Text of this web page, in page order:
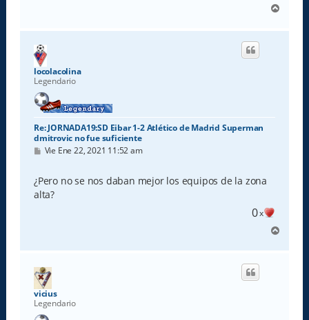
r
locolacolina
Legendario
Re: JORNADA19:SD Eibar 1-2 Atlético de Madrid Superman
dmitrovic no fue suficiente
M
s
a
j
Vie Ene 22, 2021 11:52 am
¿Pero no se nos daban mejor los equipos de la zona
alta?
0x
r
vicius
Legendario